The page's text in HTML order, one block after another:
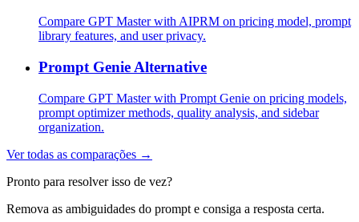
Compare GPT Master with AIPRM on pricing model, prompt
library features, and user privacy.
Prompt Genie Alternative
Compare GPT Master with Prompt Genie on pricing models,
prompt optimizer methods, quality analysis, and sidebar
organization.
Ver todas as comparações →
Pronto para resolver isso de vez?
Remova as ambiguidades do prompt e consiga a resposta certa.